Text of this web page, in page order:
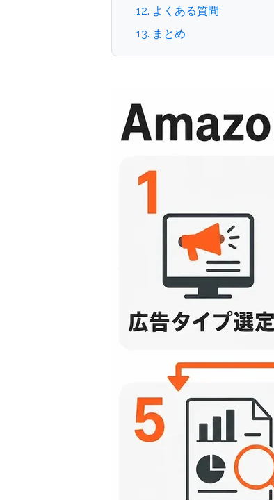
12. よくある質問
13. まとめ